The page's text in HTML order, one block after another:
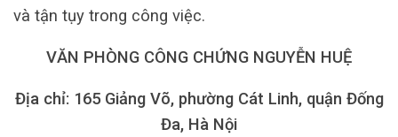
và tận tụy trong công việc.
VĂN PHÒNG CÔNG CHỨNG NGUYỄN HUỆ
Địa chỉ: 165 Giảng Võ, phường Cát Linh, quận Đống
Đa, Hà Nội